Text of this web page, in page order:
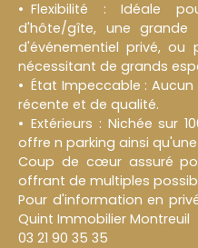
Flexibilité : Idéale
d'hôte/gîte, une grande
d'événementiel privé, ou
nécessitant de grands
État Impeccable :
récente et de qualité.
Extérieurs : Nichée sur
offre n parking ainsi
Coup de cœur assuré
offrant de multiples
Pour d'information en
Quint Immobilier Montreuil
03 21 90 35 35